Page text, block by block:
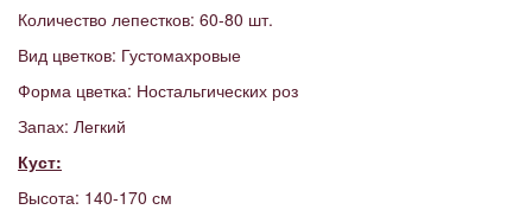
Количество лепестков: 60-80 шт.
Вид цветков: Густомахровые
Форма цветка: Ностальгических роз
Запах: Легкий
Куст:
Высота: 140-170 см